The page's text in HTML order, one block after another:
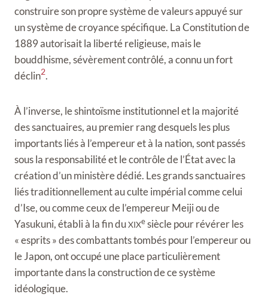
construire son propre système de valeurs appuyé sur
un système de croyance spécifique. La Constitution de
1889 autorisait la liberté religieuse, mais le
bouddhisme, sévèrement contrôlé, a connu un fort
déclin2.
À l’inverse, le shintoïsme institutionnel et la majorité
des sanctuaires, au premier rang desquels les plus
importants liés à l’empereur et à la nation, sont passés
sous la responsabilité et le contrôle de l’État avec la
création d’un ministère dédié. Les grands sanctuaires
liés traditionnellement au culte impérial comme celui
d’Ise, ou comme ceux de l’empereur Meiji ou de
Yasukuni, établi à la fin duXIXesiècle pour révérer les
« esprits » des combattants tombés pour l’empereur ou
le Japon, ont occupé une place particulièrement
importante dans la construction de ce système
idéologique.